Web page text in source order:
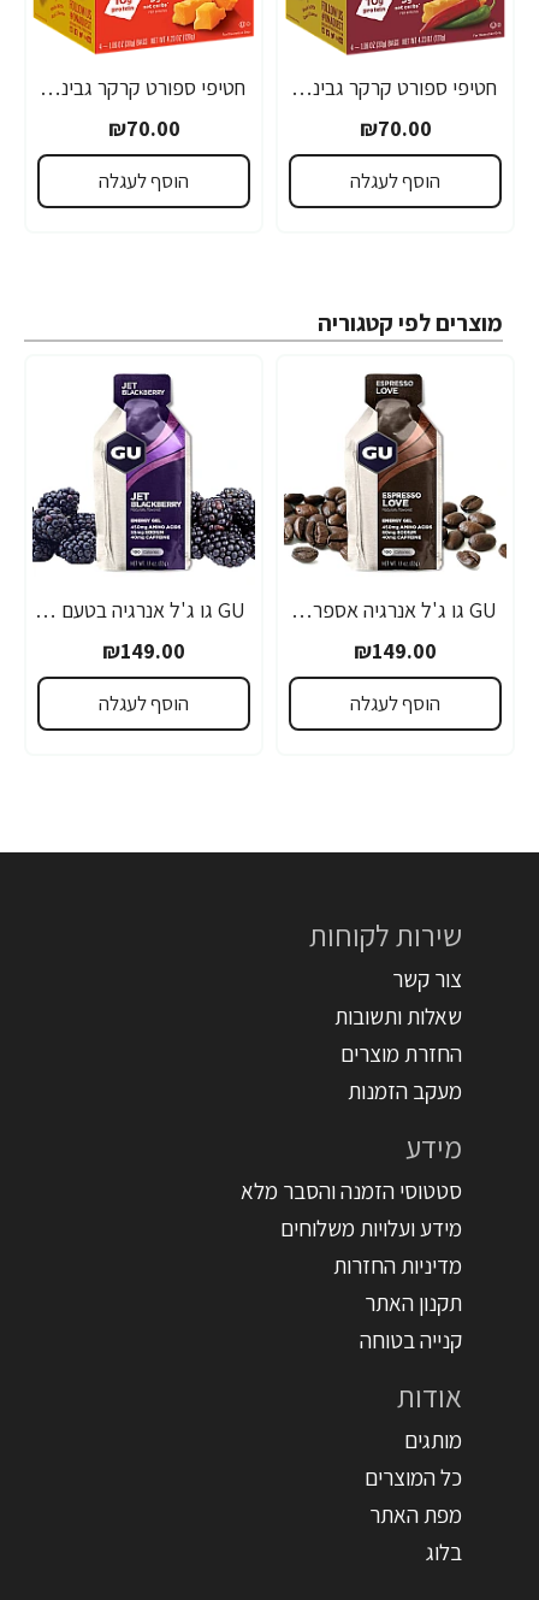
חטיפי ספורט קרקר גבינה צ‘דר חריף עם חלבון 4 שקיות - מבית Quest Nutrition
₪70.00
הוסף לעגלה
חטיפי ספורט קרקר גבינה צ‘דר עם חלבון 4 שקיות - מבית Quest Nutrition
₪70.00
הוסף לעגלה
מוצרים לפי קטגוריה
GU גו ג'ל אנרגיה אספרסו 32 גרם - 24 יחידות
₪149.00
הוסף לעגלה
GU גו ג'ל אנרגיה בטעם פטל שחור 32 גרם - 24 יחידות
₪149.00
הוסף לעגלה
שירות לקוחות
צור קשר
שאלות ותשובות
החזרת מוצרים
מעקב הזמנות
מידע
סטטוסי הזמנה והסבר מלא
מידע ועלויות משלוחים
מדיניות החזרות
תקנון האתר
קנייה בטוחה
אודות
מותגים
כל המוצרים
מפת האתר
בלוג